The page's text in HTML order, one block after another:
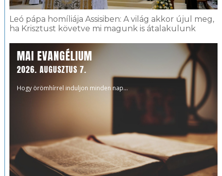
Leó pápa homíliája Assisiben: A világ akkor újul meg,
ha Krisztust követve mi magunk is átalakulunk
MAI EVANGÉLIUM
2026. AUGUSZTUS 7.
Hogy örömhírrel induljon minden nap...